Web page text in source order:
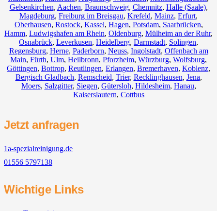
Gelsenkirchen, Aachen, Braunschweig, Chemnitz⁠, Halle (Saale),
Magdeburg, Freiburg im Breisgau, Krefeld, Mainz, Erfurt,
Oberhausen, Rostock, Kassel, Hagen, Potsdam, Saarbrücken,
Hamm, Ludwigshafen am Rhein, Oldenburg, Mülheim an der Ruhr,
Osnabrück, Leverkusen, Heidelberg, Darmstadt, Solingen,
Regensburg, Herne, Paderborn, Neuss, Ingolstadt, Offenbach am
Main, Fürth, Ulm, Heilbronn, Pforzheim, Würzburg, Wolfsburg,
Göttingen, Bottrop, Reutlingen, Erlangen, Bremerhaven, Koblenz,
Bergisch Gladbach, Remscheid, Trier, Recklinghausen, Jena,
Moers, Salzgitter, Siegen, Gütersloh, Hildesheim, Hanau,
Kaiserslautern, Cottbus
Jetzt anfragen
1a-spezialreinigung.de
01556 5797138
Wichtige Links